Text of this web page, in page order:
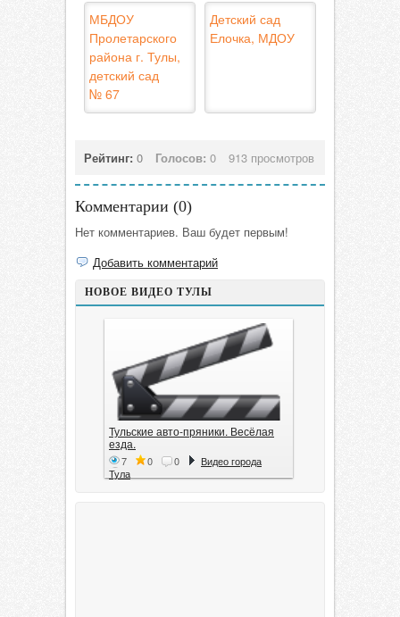
МБДОУ
Пролетарского
района г. Тулы,
детский сад
№ 67
Детский сад
Елочка, МДОУ
Рейтинг: 0 Голосов: 0 913 просмотров
Комментарии (0)
Нет комментариев. Ваш будет первым!
Добавить комментарий
НОВОЕ ВИДЕО ТУЛЫ
Тульские авто-пряники. Весёлая
езда.
7 0 0
Видео города
Тула